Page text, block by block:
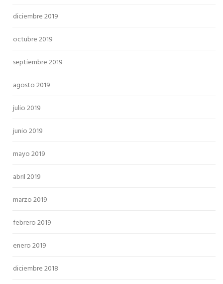
diciembre 2019
octubre 2019
septiembre 2019
agosto 2019
julio 2019
junio 2019
mayo 2019
abril 2019
marzo 2019
febrero 2019
enero 2019
diciembre 2018